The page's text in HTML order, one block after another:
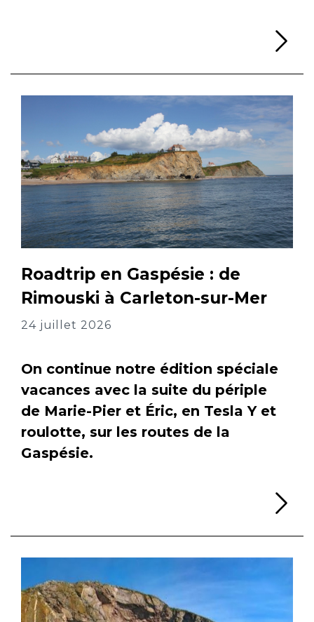
Roadtrip en Gaspésie : de
Rimouski à Carleton-sur-Mer
24 juillet 2026
On continue notre édition spéciale
vacances avec la suite du périple
de Marie-Pier et Éric, en Tesla Y et
roulotte, sur les routes de la
Gaspésie.